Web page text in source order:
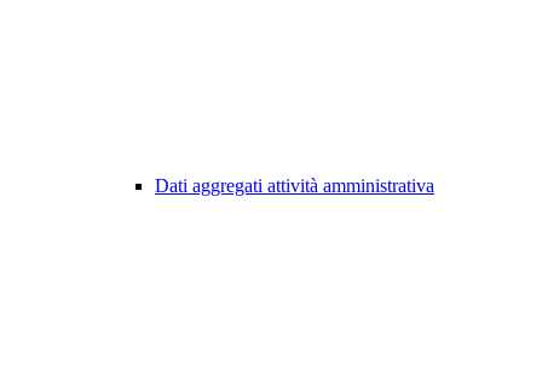
Dati aggregati attività amministrativa